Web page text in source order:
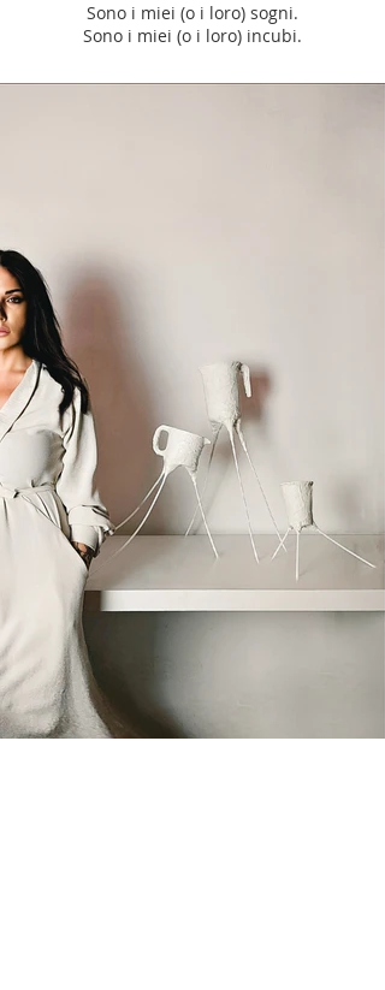
Sono i miei (o i loro) sogni.
Sono i miei (o i loro) incubi.